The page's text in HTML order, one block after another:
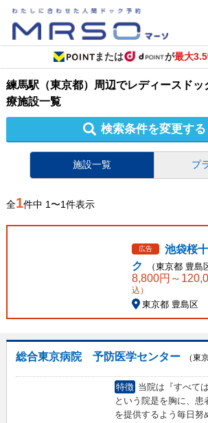
または が最大
練馬駅（東京都）周辺でレディースドッ
療施設一覧
検索条件を変更する
施設一覧 プ
全1件中 1〜1件表示
広告
池袋桜
ク
（東京都 豊島
8,800円～
込）
東京都 豊島区
総合東京病院 予防医学センター
（東
特徴 当院は『すべて
という院是を胸に、患
を提供するよう毎日努